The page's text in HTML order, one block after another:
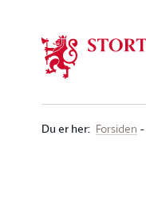
Du er her: Forsiden